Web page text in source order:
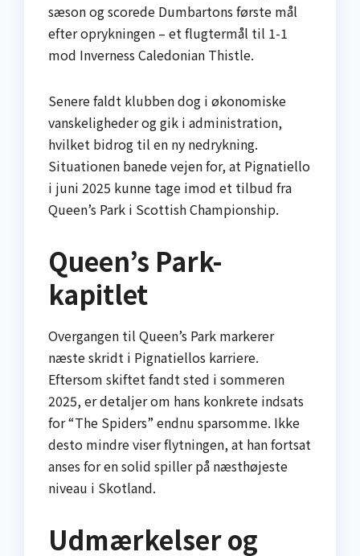
sæson og scorede Dumbartons første mål
efter oprykningen – et flugtermål til 1-1
mod Inverness Caledonian Thistle.
Senere faldt klubben dog i økonomiske
vanskeligheder og gik i administration,
hvilket bidrog til en ny nedrykning.
Situationen banede vejen for, at Pignatiello
i juni 2025 kunne tage imod et tilbud fra
Queen’s Park i Scottish Championship.
Queen’s Park-
kapitlet
Overgangen til Queen’s Park markerer
næste skridt i Pignatiellos karriere.
Eftersom skiftet fandt sted i sommeren
2025, er detaljer om hans konkrete indsats
for “The Spiders” endnu sparsomme. Ikke
desto mindre viser flytningen, at han fortsat
anses for en solid spiller på næsthøjeste
niveau i Skotland.
Udmærkelser og